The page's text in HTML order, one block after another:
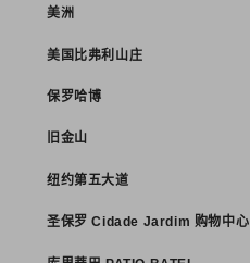
美洲
美国比弗利山庄
保罗哈博
旧金山
纽约第五大道
圣保罗 Cidade Jardim 购物中心